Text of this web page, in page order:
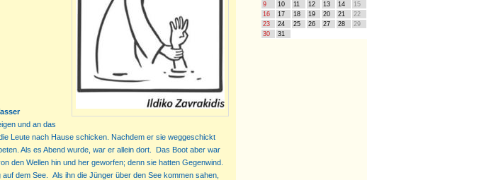
9
10 11 12 13 14
15
16
17 18 19 20 21
22
23
24 25 26 27 28
29
30
31
und an das
Leute nach Hause schicken. Nachdem er sie weggeschickt
Als es Abend wurde, war er allein dort. Das Boot aber war
den Wellen hin und her geworfen; denn sie hatten Gegenwind.
dem See. Als ihn die Jünger über den See kommen sahen,